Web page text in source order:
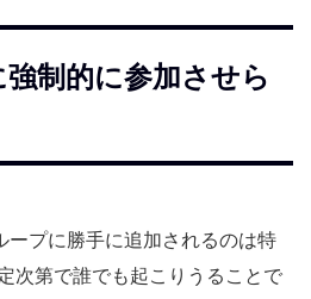
制的に参加させら
ープに勝手に追加されるのは特
次第で誰でも起こりうることで